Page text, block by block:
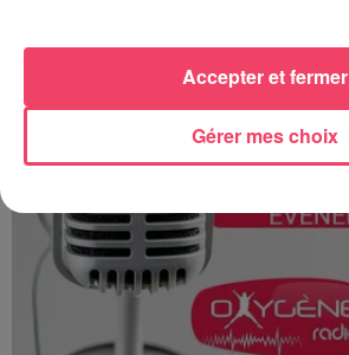
Gérer mes choix
Accepter et fermer